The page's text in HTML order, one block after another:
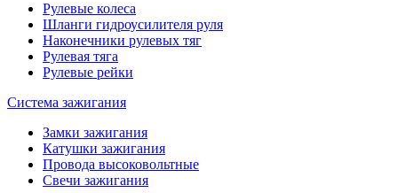
Рулевые колеса
Шланги гидроусилителя руля
Наконечники рулевых тяг
Рулевая тяга
Рулевые рейки
Система зажигания
Замки зажигания
Катушки зажигания
Провода высоковольтные
Свечи зажигания